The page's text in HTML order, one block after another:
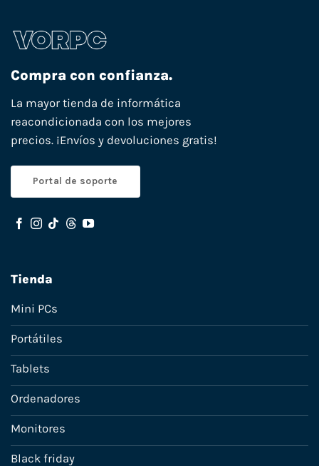
Compra con confianza.
La mayor tienda de informática
reacondicionada con los mejores
precios. ¡Envíos y devoluciones gratis!
Portal de soporte
Tienda
Mini PCs
Portátiles
Tablets
Ordenadores
Monitores
Black friday